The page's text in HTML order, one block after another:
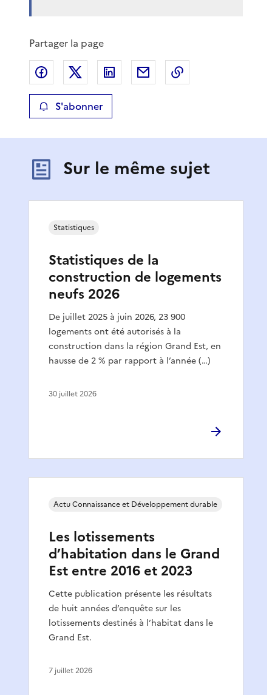
Partager la page
Partager sur Facebook
Partager sur XPartager sur LinkedIn
Partager par email
S'abonner
Sur le même sujet
Statistiques de la
construction de logements
neufs 2026
De juillet 2025 à juin 2026, 23 900
logements ont été autorisés à la
construction dans la région Grand Est, en
hausse de 2 % par rapport à l’année (…)
Statistiques
30 juillet 2026
Les lotissements
d’habitation dans le Grand
Est entre 2016 et 2023
Cette publication présente les résultats
de huit années d’enquête sur les
lotissements destinés à l’habitat dans le
Grand Est.
Actu Connaissance et Développement durable
7 juillet 2026